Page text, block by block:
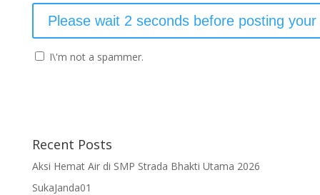
I\'m not a spammer.
Recent Posts
Aksi Hemat Air di SMP Strada Bhakti Utama 2026
SukaJanda01